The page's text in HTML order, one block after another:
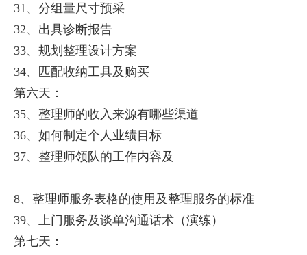
31、分组量尺寸预采
32、出具诊断报告
33、规划整理设计方案
34、匹配收纳工具及购买
第六天：
35、整理师的收入来源有哪些渠道
36、如何制定个人业绩目标
37、整理师领队的工作内容及
8、整理师服务表格的使用及整理服务的标准
39、上门服务及谈单沟通话术（演练）
第七天：